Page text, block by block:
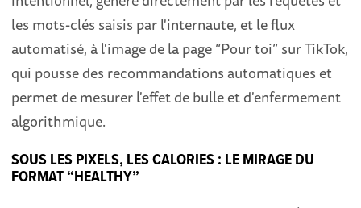
les mots-clés saisis par l'internaute, et le flux
automatisé, à l'image de la page “Pour toi” sur TikTok,
qui pousse des recommandations automatiques et
permet de mesurer l'effet de bulle et d'enfermement
algorithmique.
SOUS LES PIXELS, LES CALORIES : LE MIRAGE DU
FORMAT “HEALTHY”